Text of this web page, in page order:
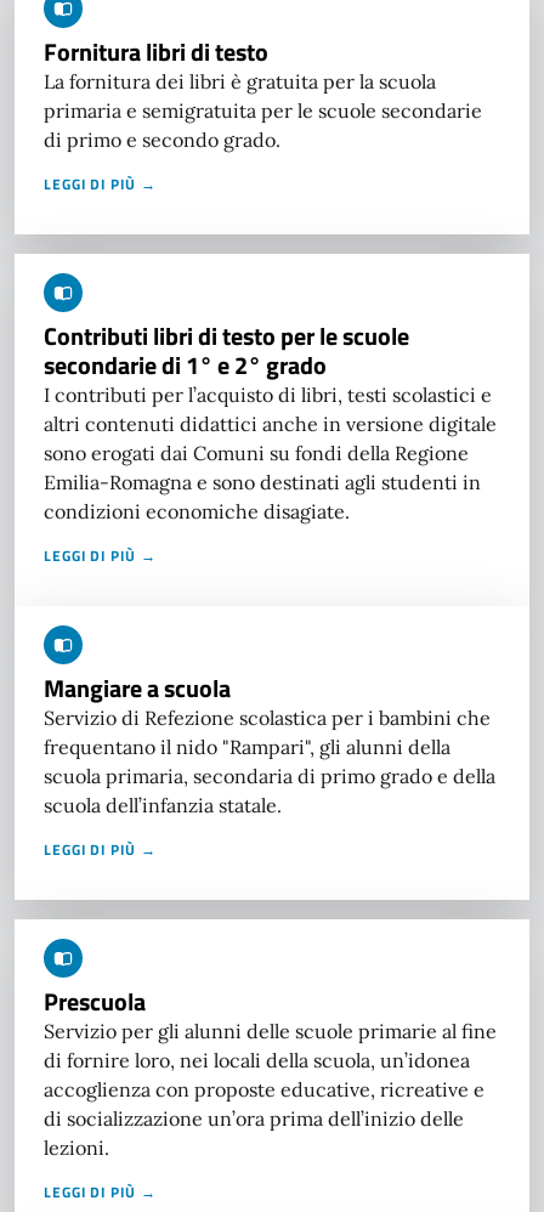
Fornitura libri di testo
La fornitura dei libri è gratuita per la scuola
primaria e semigratuita per le scuole secondarie
di primo e secondo grado.
LEGGI DI PIÙ →
Contributi libri di testo per le scuole
secondarie di 1° e 2° grado
I contributi per l’acquisto di libri, testi scolastici e
altri contenuti didattici anche in versione digitale
sono erogati dai Comuni su fondi della Regione
Emilia-Romagna e sono destinati agli studenti in
condizioni economiche disagiate.
LEGGI DI PIÙ →
Mangiare a scuola
Servizio di Refezione scolastica per i bambini che
frequentano il nido "Rampari", gli alunni della
scuola primaria, secondaria di primo grado e della
scuola dell’infanzia statale.
LEGGI DI PIÙ →
Prescuola
Servizio per gli alunni delle scuole primarie al fine
di fornire loro, nei locali della scuola, un’idonea
accoglienza con proposte educative, ricreative e
di socializzazione un’ora prima dell’inizio delle
lezioni.
LEGGI DI PIÙ →